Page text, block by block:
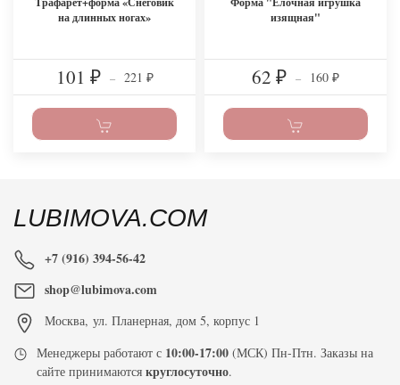
на длинных ногах»
101 ₽ – 221 ₽
изящная"
62 ₽ – 160 ₽
LUBIMOVA.COM
+7 (916) 394-56-42
shop@lubimova.com
Москва, ул. Планерная, дом 5, корпус 1
Менеджеры работают с 10:00-17:00 (МСК) Пн-Птн. Заказы на
сайте принимаютсякруглосуточно.